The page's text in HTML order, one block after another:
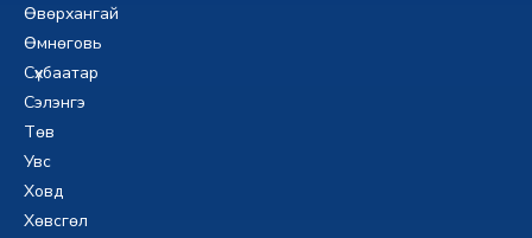
Өвөрхангай
Өмнөговь
Сүхбаатар
Сэлэнгэ
Төв
Увс
Ховд
Хөвсгөл